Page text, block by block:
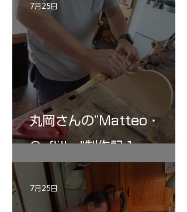
丸岡さんの”Matteo・
Gofliller”制作記１
7月25日
7月25日